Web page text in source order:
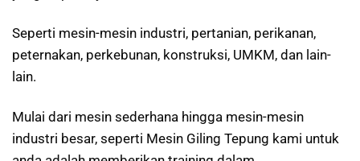
Seperti mesin-mesin industri, pertanian, perikanan,
peternakan, perkebunan, konstruksi, UMKM, dan lain-
lain.
Mulai dari mesin sederhana hingga mesin-mesin
industri besar, seperti Mesin Giling Tepung kami untuk